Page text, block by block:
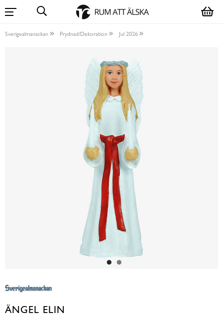
Sverigealmanackan Prydnad/Dekoration Jul 2026
ÄNGEL ELIN